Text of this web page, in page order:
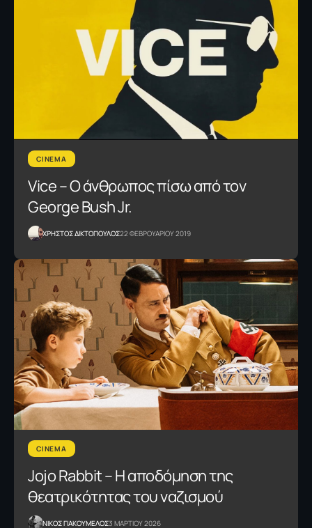
CINEMA
Vice – O άνθρωπος πίσω από τον
George Bush Jr.
XΡΗΣΤΟΣ ΔΙΚΤΟΠΟΥΛΟΣ22 ΦΕΒΡΟΥΑΡΙΟΥ 2019
CINEMA
Jojo Rabbit – H αποδόμηση της
θεατρικότητας του ναζισμού
NΙΚΟΣ ΓΙΑΚΟΥΜΕΛΟΣ3 ΜΑΡΤΙΟΥ 2026